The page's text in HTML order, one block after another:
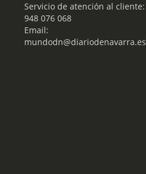
Servicio de atención al cliente:
948 076 068
Email:
mundodn@diariodenavarra.es